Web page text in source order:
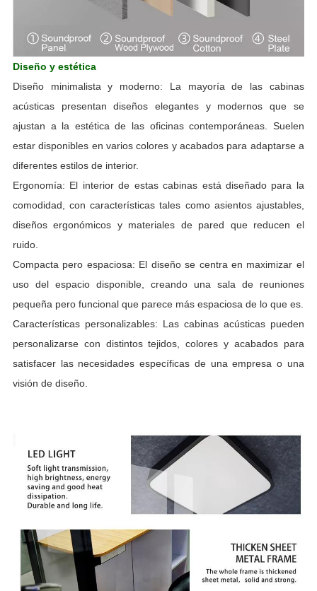
Diseño y estética
Diseño minimalista y moderno: La mayoría de las cabinas
acústicas presentan diseños elegantes y modernos que se
ajustan a la estética de las oficinas contemporáneas. Suelen
estar disponibles en varios colores y acabados para adaptarse a
diferentes estilos de interior.
Ergonomía: El interior de estas cabinas está diseñado para la
comodidad, con características tales como asientos ajustables,
diseños ergonómicos y materiales de pared que reducen el
ruido.
Compacta pero espaciosa: El diseño se centra en maximizar el
uso del espacio disponible, creando una sala de reuniones
pequeña pero funcional que parece más espaciosa de lo que es.
Características personalizables: Las cabinas acústicas pueden
personalizarse con distintos tejidos, colores y acabados para
satisfacer las necesidades específicas de una empresa o una
visión de diseño.